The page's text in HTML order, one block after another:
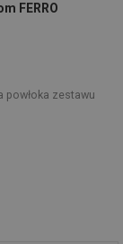
FERRO
zestawu